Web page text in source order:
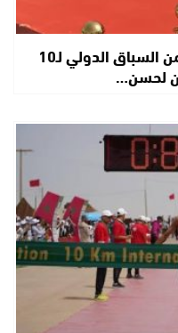
الدشيرة تحتضن النسخة الثانية من السباق الدولي لـ10
لحسن…